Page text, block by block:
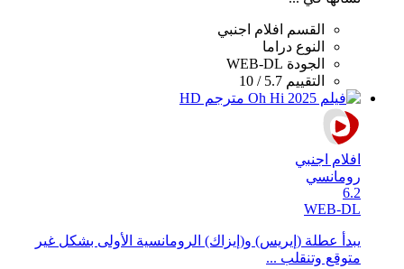
القسم
افلام اجنبي
النوع دراما
الجودة WEB-DL
التقييم 5.7 / 10
افلام اجنبي
رومانسي
6.2
WEB-DL
يبدأ عطلة (إيريس) و(إيزاك) الرومانسية الأولى بشكل غير
متوقع وتنقلب ...